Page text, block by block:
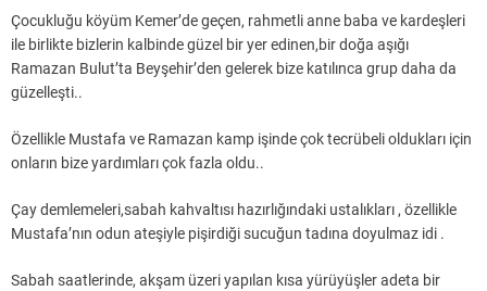
Çocukluğu köyüm Kemer’de geçen, rahmetli anne baba ve kardeşleri
ile birlikte bizlerin kalbinde güzel bir yer edinen,bir doğa aşığı
Ramazan Bulut’ta Beyşehir’den gelerek bize katılınca grup daha da
güzelleşti..
Özellikle Mustafa ve Ramazan kamp işinde çok tecrübeli oldukları için
onların bize yardımları çok fazla oldu..
Çay demlemeleri,sabah kahvaltısı hazırlığındaki ustalıkları , özellikle
Mustafa’nın odun ateşiyle pişirdiği sucuğun tadına doyulmaz idi .
Sabah saatlerinde, akşam üzeri yapılan kısa yürüyüşler adeta bir